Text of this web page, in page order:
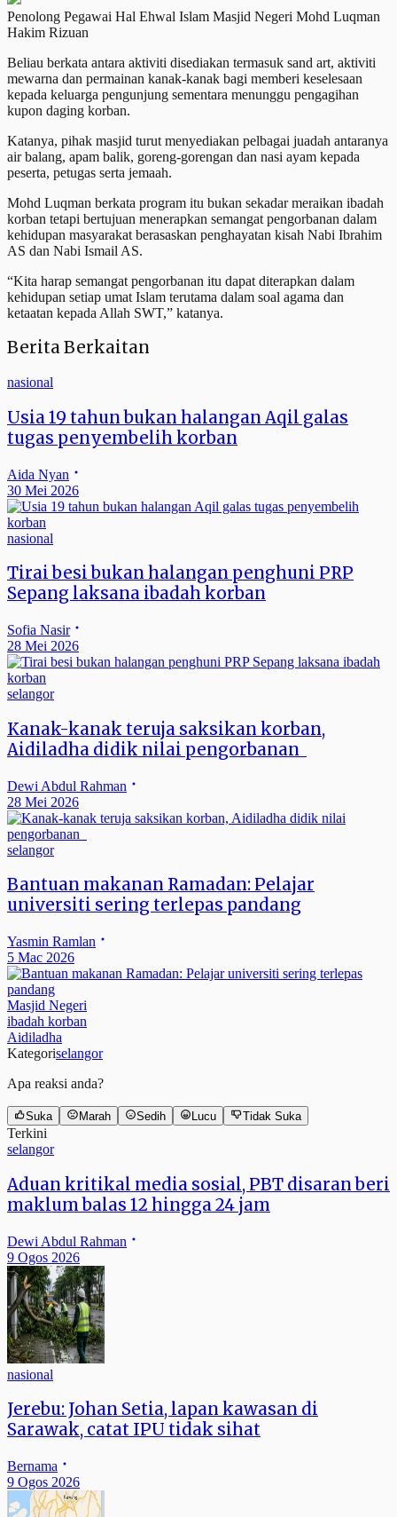
Penolong Pegawai Hal Ehwal Islam Masjid Negeri Mohd Luqman
Hakim Rizuan
Beliau berkata antara aktiviti disediakan termasuk sand art, aktiviti
mewarna dan permainan kanak-kanak bagi memberi keselesaan
kepada keluarga pengunjung sementara menunggu pengagihan
kupon daging korban.
Katanya, pihak masjid turut menyediakan pelbagai juadah antaranya
air balang, apam balik, goreng-gorengan dan nasi ayam kepada
peserta, petugas serta jemaah.
Mohd Luqman berkata program itu bukan sekadar meraikan ibadah
korban tetapi bertujuan menerapkan semangat pengorbanan dalam
kehidupan masyarakat berasaskan penghayatan kisah Nabi Ibrahim
AS dan Nabi Ismail AS.
“Kita harap semangat pengorbanan itu dapat diterapkan dalam
kehidupan setiap umat Islam terutama dalam soal agama dan
ketaatan kepada Allah SWT,” katanya.
Berita Berkaitan
nasional
Usia 19 tahun bukan halangan Aqil galas
tugas penyembelih korban
Aida Nyan
30 Mei 2026
nasional
Tirai besi bukan halangan penghuni PRP
Sepang laksana ibadah korban
Sofia Nasir
28 Mei 2026
selangor
Kanak-kanak teruja saksikan korban,
Aidiladha didik nilai pengorbanan
Dewi Abdul Rahman
28 Mei 2026
selangor
Bantuan makanan Ramadan: Pelajar
universiti sering terlepas pandang
Yasmin Ramlan
5 Mac 2026
Masjid Negeri
ibadah korban
Aidiladha
Kategoriselangor
Apa reaksi anda?
Suka Marah Sedih Lucu Tidak Suka
Terkini
selangor
Aduan kritikal media sosial, PBT disaran beri
maklum balas 12 hingga 24 jam
Dewi Abdul Rahman
9 Ogos 2026
nasional
Jerebu: Johan Setia, lapan kawasan di
Sarawak, catat IPU tidak sihat
Bernama
9 Ogos 2026